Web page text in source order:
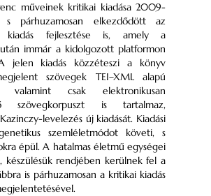
műveinek kritikai kiadása 2009-
párhuzamosan elkezdődött az
kiadás fejlesztése is, amely a
immár a kidolgozott platformon
jelen kiadás közzéteszi a könyv
szövegek TEI–XML alapú
valamint csak elektronikusan
szövegkorpuszt is tartalmaz,
levelezés új kiadását. Kiadási
szemléletmódot követi, s
épül. A hatalmas életmű egységei
készülésük rendjében kerülnek fel a
is párhuzamosan a kritikai kiadás